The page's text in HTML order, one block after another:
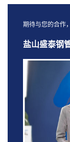
期待与您的合作
盐山盛泰钢